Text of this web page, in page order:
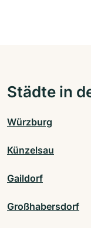
Städte in
Würzburg
Künzelsau
Gaildorf
Großhabersdorf